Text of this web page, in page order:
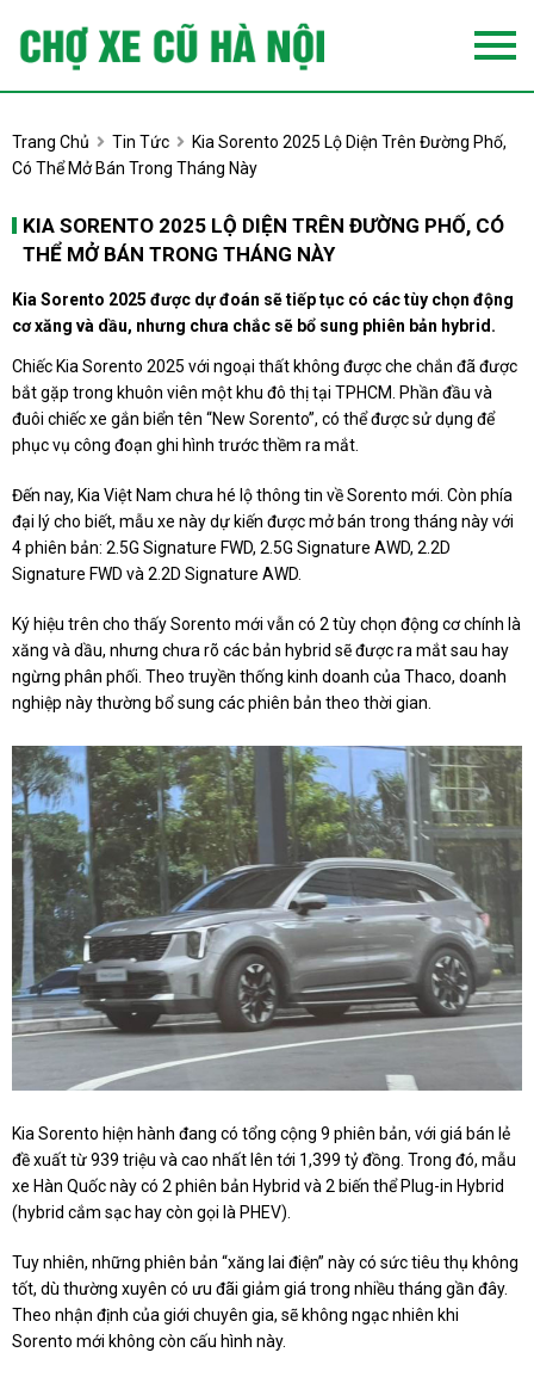
Trang Chủ Tin Tức
Kia Sorento 2025 Lộ Diện Trên Đường Phố,
Có Thể Mở Bán Trong Tháng Này
KIA SORENTO 2025 LỘ DIỆN TRÊN ĐƯỜNG PHỐ, CÓ
THỂ MỞ BÁN TRONG THÁNG NÀY
Kia Sorento 2025 được dự đoán sẽ tiếp tục có các tùy chọn động
cơ xăng và dầu, nhưng chưa chắc sẽ bổ sung phiên bản hybrid.
Chiếc Kia Sorento 2025 với ngoại thất không được che chắn đã được
bắt gặp trong khuôn viên một khu đô thị tại TPHCM. Phần đầu và
đuôi chiếc xe gắn biển tên “New Sorento”, có thể được sử dụng để
phục vụ công đoạn ghi hình trước thềm ra mắt.
Đến nay, Kia Việt Nam chưa hé lộ thông tin về Sorento mới. Còn phía
đại lý cho biết, mẫu xe này dự kiến được mở bán trong tháng này với
4 phiên bản: 2.5G Signature FWD, 2.5G Signature AWD, 2.2D
Signature FWD và 2.2D Signature AWD.
Ký hiệu trên cho thấy Sorento mới vẫn có 2 tùy chọn động cơ chính là
xăng và dầu, nhưng chưa rõ các bản hybrid sẽ được ra mắt sau hay
ngừng phân phối. Theo truyền thống kinh doanh của Thaco, doanh
nghiệp này thường bổ sung các phiên bản theo thời gian.
Kia Sorento hiện hành đang có tổng cộng 9 phiên bản, với giá bán lẻ
đề xuất từ 939 triệu và cao nhất lên tới 1,399 tỷ đồng. Trong đó, mẫu
xe Hàn Quốc này có 2 phiên bản Hybrid và 2 biến thể Plug-in Hybrid
(hybrid cắm sạc hay còn gọi là PHEV).
Tuy nhiên, những phiên bản “xăng lai điện” này có sức tiêu thụ không
tốt, dù thường xuyên có ưu đãi giảm giá trong nhiều tháng gần đây.
Theo nhận định của giới chuyên gia, sẽ không ngạc nhiên khi
Sorento mới không còn cấu hình này.